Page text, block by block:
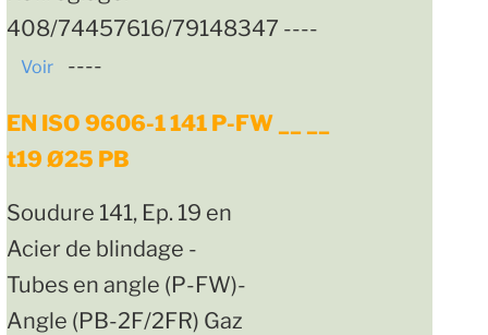
408/74457616/79148347 ----
Voir ----
EN ISO 9606-1 141 P-FW __ __
t19 Ø25 PB
Soudure 141, Ep. 19 en
Acier de blindage -
Tubes en angle (P-FW)-
Angle (PB-2F/2FR) Gaz